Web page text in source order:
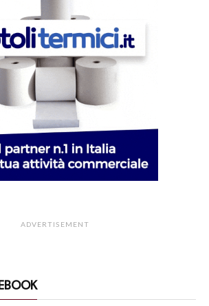
ADVERTISEMENT